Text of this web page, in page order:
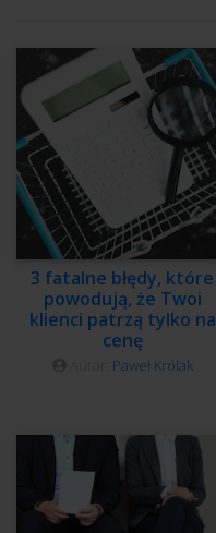
3 fatalne błędy, które
powodują, że Twoi
klienci patrzą tylko na
cenę
Paweł Królak